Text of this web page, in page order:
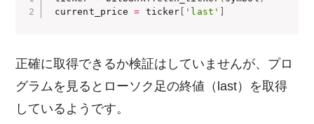
current_price = ticker 'last'
正確に取得できるか検証はしていませんが、プロ
グラムを見るとローソク足の終値（last）を取得
しているようです。